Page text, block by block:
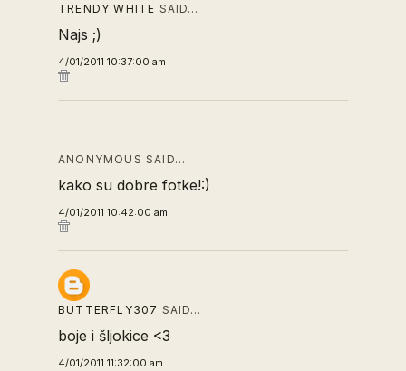
TRENDY WHITE SAID…
Najs ;)
4/01/2011 10:37:00 am
ANONYMOUS SAID…
kako su dobre fotke!:)
4/01/2011 10:42:00 am
BUTTERFLY307 SAID…
boje i šljokice <3
4/01/2011 11:32:00 am